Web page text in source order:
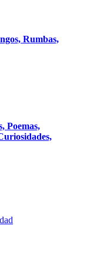
Rumbas,
Poemas,